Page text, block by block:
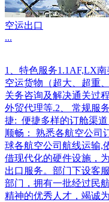
空运出口
...
1、特色服务1.1AF,LX
空运货物（超大、超重
关务咨询及解决通关过
外贸代理等.2、 常规服
捷: 便捷多样的订舱渠
顺畅： 熟悉各航空公司
球各航空公司航线运输,
借现代化的硬件设施，
出口服务。部门下设客
部门，拥有一批经过民
精神的优秀人才，竭诚